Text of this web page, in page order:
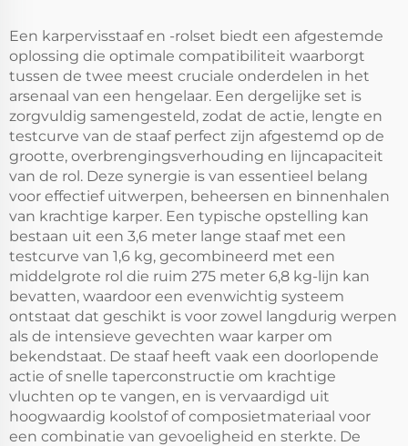
Een karpervisstaaf en -rolset biedt een afgestemde
oplossing die optimale compatibiliteit waarborgt
tussen de twee meest cruciale onderdelen in het
arsenaal van een hengelaar. Een dergelijke set is
zorgvuldig samengesteld, zodat de actie, lengte en
testcurve van de staaf perfect zijn afgestemd op de
grootte, overbrengingsverhouding en lijncapaciteit
van de rol. Deze synergie is van essentieel belang
voor effectief uitwerpen, beheersen en binnenhalen
van krachtige karper. Een typische opstelling kan
bestaan uit een 3,6 meter lange staaf met een
testcurve van 1,6 kg, gecombineerd met een
middelgrote rol die ruim 275 meter 6,8 kg-lijn kan
bevatten, waardoor een evenwichtig systeem
ontstaat dat geschikt is voor zowel langdurig werpen
als de intensieve gevechten waar karper om
bekendstaat. De staaf heeft vaak een doorlopende
actie of snelle taperconstructie om krachtige
vluchten op te vangen, en is vervaardigd uit
hoogwaardig koolstof of composietmateriaal voor
een combinatie van gevoeligheid en sterkte. De